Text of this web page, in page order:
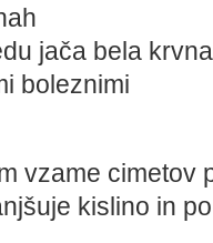
jača bela
boleznimi
vzame cimetov
kislino in